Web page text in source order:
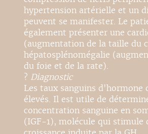
hypertension artérielle et un
peuvent se manifester. Le
également présenter une
(augmentation de la taille du
hépatosplénomégalie
du foie et de la rate).
? Diagnostic
Les taux sanguins d'hormone
élevés. Il est utile de
concentration sanguine en
(IGF-1), molécule qui stimule